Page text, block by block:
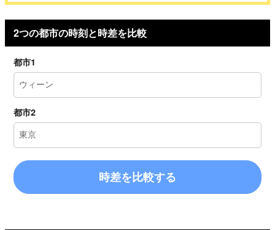
2つの都市の時刻と時差を比較
都市1
都市2
時差を比較する